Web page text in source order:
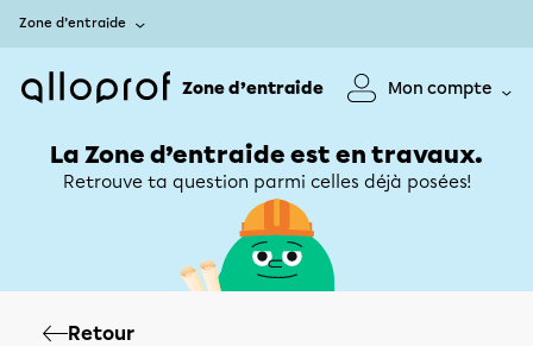
Zone d’entraide
Zone d’entraide Mon compte
La Zone d’entraide est en travaux.
Retrouve ta question parmi celles déjà posées!
Retour